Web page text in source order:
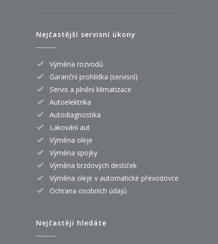
Nejčastější servisní úkony
Výměna rozvodů
Garanční prohlídka (servisní)
Servis a plnění klimatizace
Autoelektrika
Autodiagnostika
Lakování aut
Výměna oleje
Výměna spojky
Výměna brzdových destiček
Výměna oleje v automatické převodovce
Ochrana osobních údajů
Nejčastěji hledáte